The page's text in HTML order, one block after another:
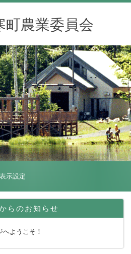
町農業委員会
表示設定
らのお知らせ
ようこそ！